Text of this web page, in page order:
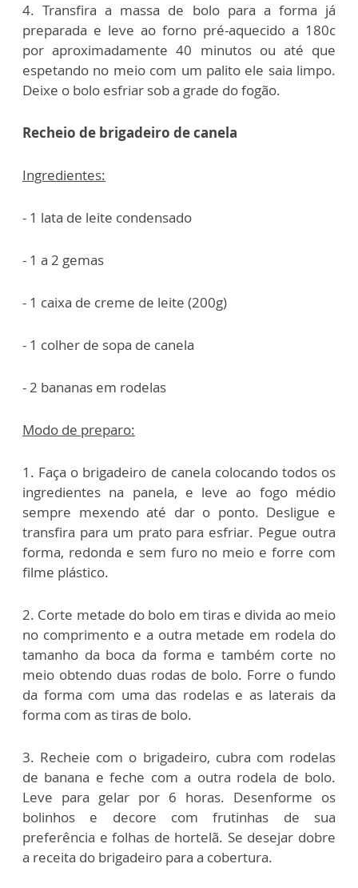
4. Transfira a massa de bolo para a forma já
preparada e leve ao forno pré-aquecido a 180c
por aproximadamente 40 minutos ou até que
espetando no meio com um palito ele saia limpo.
Deixe o bolo esfriar sob a grade do fogão.
Recheio de brigadeiro de canela
Ingredientes:
- 1 lata de leite condensado
- 1 a 2 gemas
- 1 caixa de creme de leite (200g)
- 1 colher de sopa de canela
- 2 bananas em rodelas
Modo de preparo:
1. Faça o brigadeiro de canela colocando todos os
ingredientes na panela, e leve ao fogo médio
sempre mexendo até dar o ponto. Desligue e
transfira para um prato para esfriar. Pegue outra
forma, redonda e sem furo no meio e forre com
filme plástico.
2. Corte metade do bolo em tiras e divida ao meio
no comprimento e a outra metade em rodela do
tamanho da boca da forma e também corte no
meio obtendo duas rodas de bolo. Forre o fundo
da forma com uma das rodelas e as laterais da
forma com as tiras de bolo.
3. Recheie com o brigadeiro, cubra com rodelas
de banana e feche com a outra rodela de bolo.
Leve para gelar por 6 horas. Desenforme os
bolinhos e decore com frutinhas de sua
preferência e folhas de hortelã. Se desejar dobre
a receita do brigadeiro para a cobertura.